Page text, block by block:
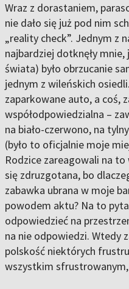
Wraz z dorastaniem,
nie dało się już pod nim
„reality check”. Jednym z
najbardziej dotknęły
świata) było obrzucanie
jednym z wileńskich
zaparkowane auto, a coś,
współodpowiedzialna –
na biało-czerwono, na
(było to oficjalnie moje
Rodzice zareagowali na to
się zdruzgotana, bo
zabawka ubrana w moje
powodem aktu? Na to
odpowiedzieć na
na nie odpowiedzi. Wtedy
polskość niektórych
wszystkim sfrustrowanym,